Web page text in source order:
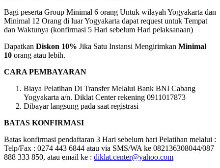
Bagi peserta Group Minimal 6 orang Untuk wilayah Yogyakarta dan
Minimal 12 Orang di luar Yogyakarta dapat request untuk Tempat
dan Waktunya (konfirmasi 5 Hari sebelum Hari pelaksanaan)
Dapatkan Diskon 10% Jika Satu Instansi Mengirimkan Minimal
10 orang atau lebih.
CARA PEMBAYARAN
Biaya Pelatihan Di Transfer Melalui Bank BNI Cabang
Yogyakarta a/n. Diklat Center rekening 0911017873
Dibayar langsung pada saat registrasi
BATAS KONFIRMASI
Batas konfirmasi pendaftaran 3 Hari sebelum hari Pelatihan melalui :
Telp/Fax : 0274 443 6844 atau via SMS/WA ke 082136308044/087
888 333 850, atau email ke : diklat.center@yahoo.com